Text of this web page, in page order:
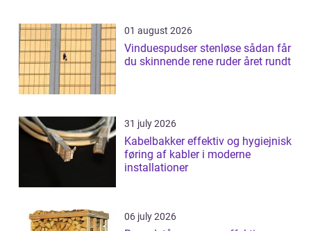
01 august 2026
Vinduespudser stenløse sådan får
du skinnende rene ruder året rundt
31 july 2026
Kabelbakker effektiv og hygiejnisk
føring af kabler i moderne
installationer
06 july 2026